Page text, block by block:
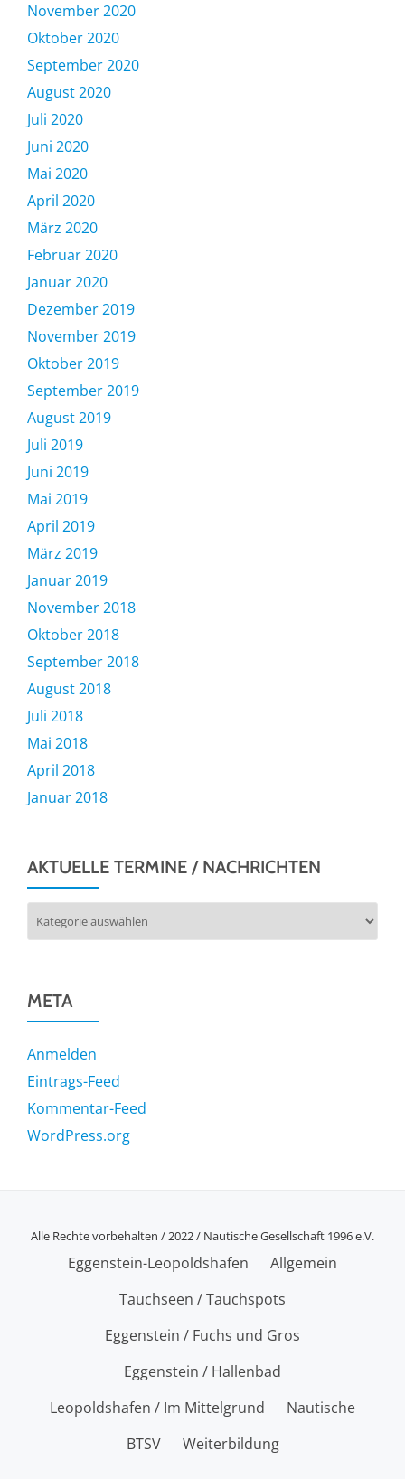
November 2020
Oktober 2020
September 2020
August 2020
Juli 2020
Juni 2020
Mai 2020
April 2020
März 2020
Februar 2020
Januar 2020
Dezember 2019
November 2019
Oktober 2019
September 2019
August 2019
Juli 2019
Juni 2019
Mai 2019
April 2019
März 2019
Januar 2019
November 2018
Oktober 2018
September 2018
August 2018
Juli 2018
Mai 2018
April 2018
Januar 2018
AKTUELLE TERMINE / NACHRICHTEN
Termine
META
Anmelden
Eintrags-Feed
Kommentar-Feed
WordPress.org
Alle Rechte vorbehalten / 2022 / Nautische Gesellschaft 1996 e.V.
SECONDARYEggenstein-Leopoldshafen
Allgemein
Tauchseen / Tauchspots
Eggenstein / Fuchs und Gros
Eggenstein / Hallenbad
Leopoldshafen / Im Mittelgrund
Nautische
BTSV
Weiterbildung